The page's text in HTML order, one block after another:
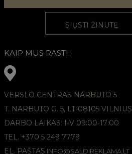
KAIP MUS RASTI:
VERSLO CENTRAS NARBUTO 5
T. NARBUTO G. 5, LT-08105 VILNIUS
DARBO LAIKAS: I-V 09:00-17:00
TEL. +370 5 249 7779
EL. PAŠTAS INFO@SALDIREKLAMA.LT